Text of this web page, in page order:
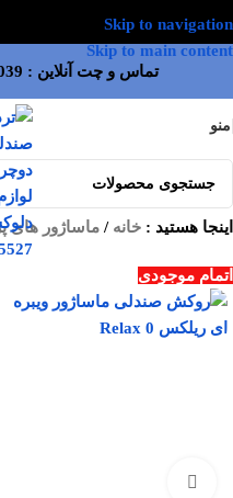
Skip to navigation
Skip to main content
تماس و چت آنلاین :
منو
اینجا هستید : خانه / ماساژور های
اتمام موجودی